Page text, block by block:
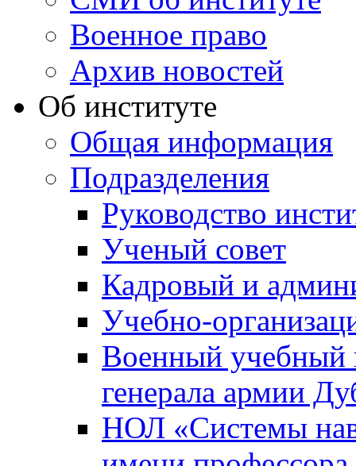
Военное право
Архив новостей
Об институте
Общая информация
Подразделения
Руководство
Ученый совет
Кадровый и
Учебно-
Военный учебный
генерала армии
НОЛ «Системы